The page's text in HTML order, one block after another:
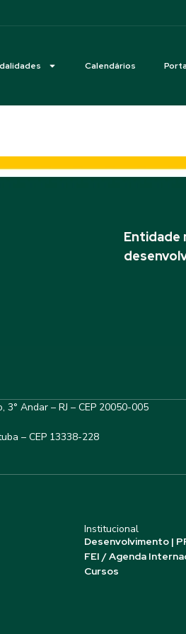
Calendários
Entidade
3° Andar – RJ – CEP 20050-005
– CEP 13338-228
Institucional
Desenvolvimento |
FEI / Agenda
Cursos